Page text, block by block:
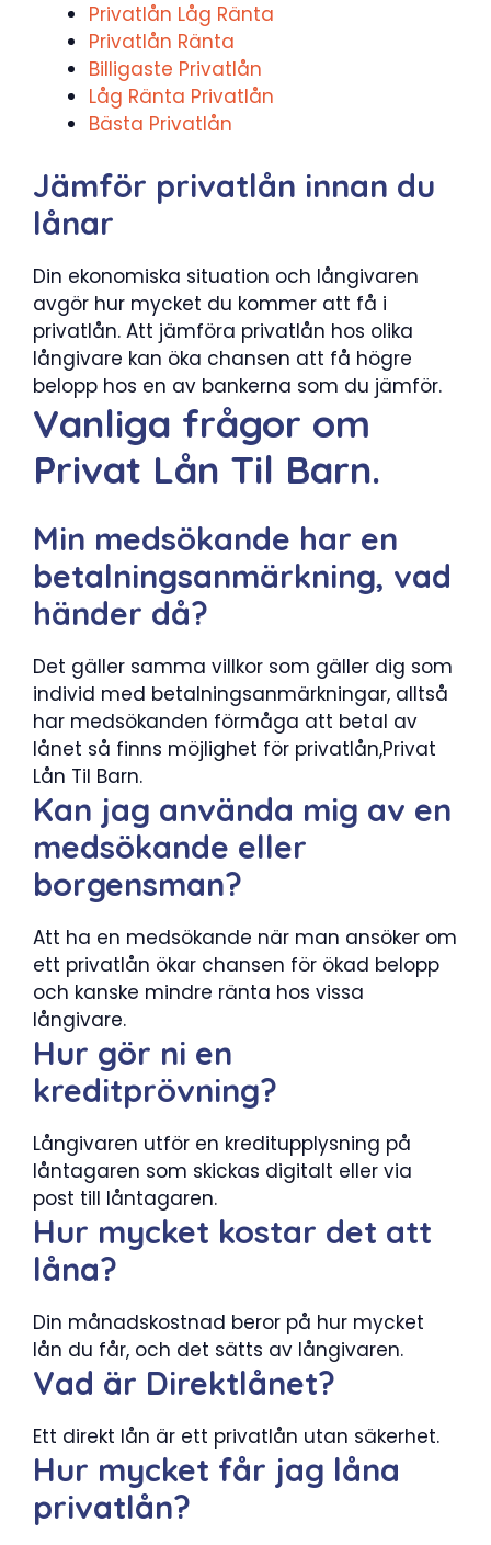
Privatlån Låg Ränta
Privatlån Ränta
Billigaste Privatlån
Låg Ränta Privatlån
Bästa Privatlån
Jämför privatlån innan du
lånar
Din ekonomiska situation och långivaren
avgör hur mycket du kommer att få i
privatlån. Att jämföra privatlån hos olika
långivare kan öka chansen att få högre
belopp hos en av bankerna som du jämför.
Vanliga frågor om
Privat Lån Til Barn.
Min medsökande har en
betalningsanmärkning, vad
händer då?
Det gäller samma villkor som gäller dig som
individ med betalningsanmärkningar, alltså
har medsökanden förmåga att betal av
lånet så finns möjlighet för privatlån,Privat
Lån Til Barn.
Kan jag använda mig av en
medsökande eller
borgensman?
Att ha en medsökande när man ansöker om
ett privatlån ökar chansen för ökad belopp
och kanske mindre ränta hos vissa
långivare.
Hur gör ni en
kreditprövning?
Långivaren utför en kreditupplysning på
låntagaren som skickas digitalt eller via
post till låntagaren.
Hur mycket kostar det att
låna?
Din månadskostnad beror på hur mycket
lån du får, och det sätts av långivaren.
Vad är Direktlånet?
Ett direkt lån är ett privatlån utan säkerhet.
Hur mycket får jag låna
privatlån?